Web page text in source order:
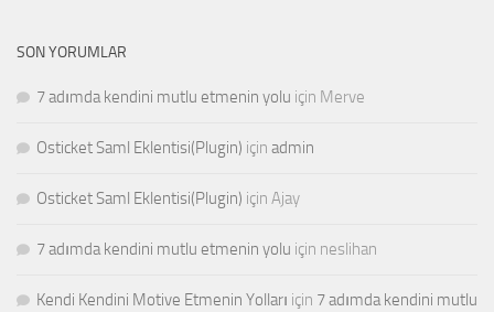
SON YORUMLAR
7 adımda kendini mutlu etmenin yolu için Merve
Osticket Saml Eklentisi(Plugin) için admin
Osticket Saml Eklentisi(Plugin) için Ajay
7 adımda kendini mutlu etmenin yolu için neslihan
Kendi Kendini Motive Etmenin Yolları için 7 adımda kendini mutlu